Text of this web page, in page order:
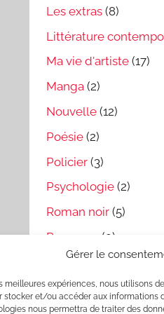
Gérer le
meilleures expériences, nous utilisons
stocker et/ou accéder aux informations
nous permettra de traiter des
Les extras (8)
Littérature
Ma vie d'artiste (17)
Manga (2)
Nouvelle (12)
Poésie (2)
Policier (3)
Psychologie (2)
Roman noir (5)
Romance
(9)
Science-fiction(19)
Témoignages &